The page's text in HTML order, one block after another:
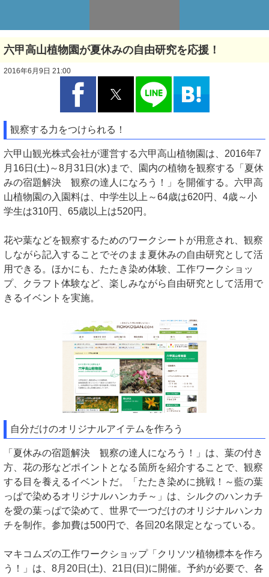
六甲高山植物園が夏休みの自由研究を応援！
2016年6月9日 21:00
観察する力をつけられる！
六甲山観光株式会社が運営する六甲高山植物園は、2016年7
月16日(土)～8月31日(水)まで、園内の植物を観察する「夏休
みの宿題解決 観察の達人になろう！」を開催する。六甲高
山植物園の入園料は、中学生以上～64歳は620円、4歳～小
学生は310円、65歳以上は520円。
花や葉などを観察するためのワークシートが用意され、観察
しながら記入することでそのまま夏休みの自由研究として活
用できる。ほかにも、たたき染め体験、工作ワークショッ
プ、クラフト体験など、楽しみながら自由研究として活用で
きるイベントを実施。
自分だけのオリジナルアイテムを作ろう
「夏休みの宿題解決 観察の達人になろう！」は、葉の付き
方、花の形などポイントとなる箇所を紹介することで、観察
する目を養えるイベントだ。「たたき染めに挑戦！～藍の葉
っぱで染めるオリジナルハンカチ～」は、シルクのハンカチ
を愛の葉っぱで染めて、世界で一つだけのオリジナルハンカ
チを制作。参加費は500円で、各回20名限定となっている。
マキコムズの工作ワークショップ「クリソツ植物標本を作ろ
う！」は、8月20日(土)、21日(日)に開催。予約が必要で、各